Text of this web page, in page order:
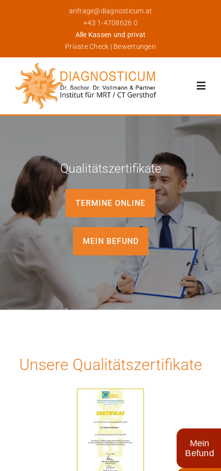
anfrage@diagnosticum.at
+43 1-4708626 0
Alle Kassen und privat
Private Check | Bewertungen
Leistungen
Für Patienten
Für Ärzte
Aktuelles
Termin/Wartezeiten
Qualitätszertifikate
TERMINE ONLINE
MEIN BEFUND
Mein
Befund
Unsere Qualitätszertifikate